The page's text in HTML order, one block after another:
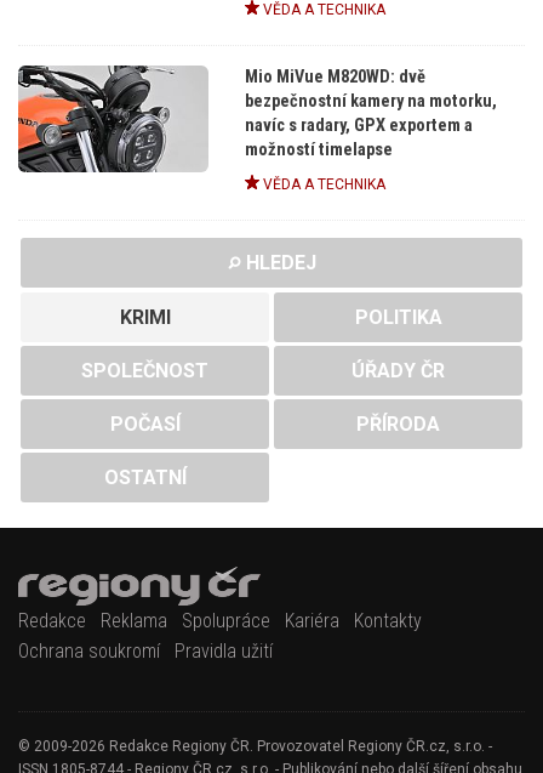
VĚDA A TECHNIKA
Mio MiVue M820WD: dvě
bezpečnostní kamery na motorku,
navíc s radary, GPX exportem a
možností timelapse
VĚDA A TECHNIKA
HLEDEJ
KRIMI POLITIKA
SPOLEČNOST ÚŘADY ČR
POČASÍ PŘÍRODA
OSTATNÍ
Redakce Reklama Spolupráce Kariéra
Kontakty
Ochrana soukromí
Pravidla užití
© 2009-2026 Redakce Regiony ČR. Provozovatel Regiony ČR.cz, s.r.o. -
ISSN 1805-8744 - Regiony ČR.cz, s.r.o. - Publikování nebo další šíření obsahu